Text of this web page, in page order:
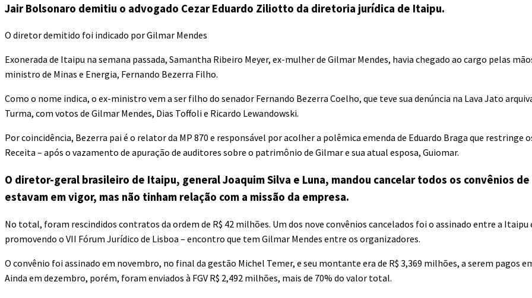
Jair Bolsonaro demitiu o advogado Cezar Eduardo Ziliotto da diretoria jurídica de Itaipu.
O diretor demitido foi indicado por Gilmar Mendes
Exonerada de Itaipu na semana passada, Samantha Ribeiro Meyer, ex-mulher de Gilmar Mendes, havia chegado ao cargo pelas
ministro de Minas e Energia, Fernando Bezerra Filho.
Como o nome indica, o ex-ministro vem a ser filho do senador Fernando Bezerra Coelho, que teve sua denúncia na Lava Jato
Turma, com votos de Gilmar Mendes, Dias Toffoli e Ricardo Lewandowski.
Por coincidência, Bezerra pai é o relator da MP 870 e responsável por acolher a polêmica emenda de Eduardo Braga que restringe
Receita – após o vazamento de apuração de auditores sobre o patrimônio de Gilmar e sua atual esposa, Guiomar.
O diretor-geral brasileiro de Itaipu, general Joaquim Silva e Luna, mandou cancelar todos os convênios
estavam em vigor, mas não tinham relação com a missão da empresa.
No total, foram rescindidos contratos da ordem de R$ 42 milhões. Um dos nove convênios cancelados foi o assinado entre a Itaipu e
promovendo o VII Fórum Jurídico de Lisboa – encontro que tem Gilmar Mendes entre os organizadores.
O convênio foi assinado em novembro, no final da gestão Michel Temer, e seu montante era de R$ 3,369 milhões, a serem pagos
Ainda em dezembro, porém, foram enviados à FGV R$ 2,492 milhões, mais de 70% do valor total.